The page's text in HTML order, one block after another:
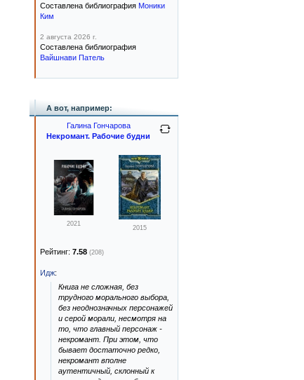
Составлена библиография Моники
Ким
2 августа 2026 г.
Составлена библиография
Вайшнави Патель
А вот, например:
Галина Гончарова
Некромант. Рабочие будни
2021
2015
Рейтинг: 7.58 (208)
Идж:
Книга не сложная, без
трудного морального выбора,
без неоднозначных персонажей
и серой морали, несмотря на
то, что главный персонаж -
некромант. При этом, что
бывает достаточно редко,
некромант вполне
аутентичный, склонный к